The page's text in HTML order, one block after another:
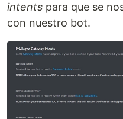
intents para que se
con nuestro bot.